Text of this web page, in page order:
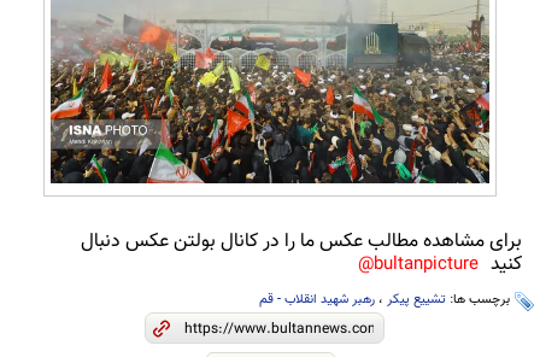
برای مشاهده مطالب عکس ما را در کانال بولتن عکس دنبال
کنید bultanpicture@
برچسب ها: تشییع پیکر ، رهبر شهید انقلاب - قم